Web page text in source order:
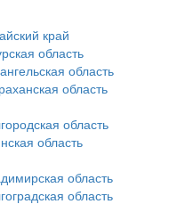
край
область
область
область
область
область
область
область